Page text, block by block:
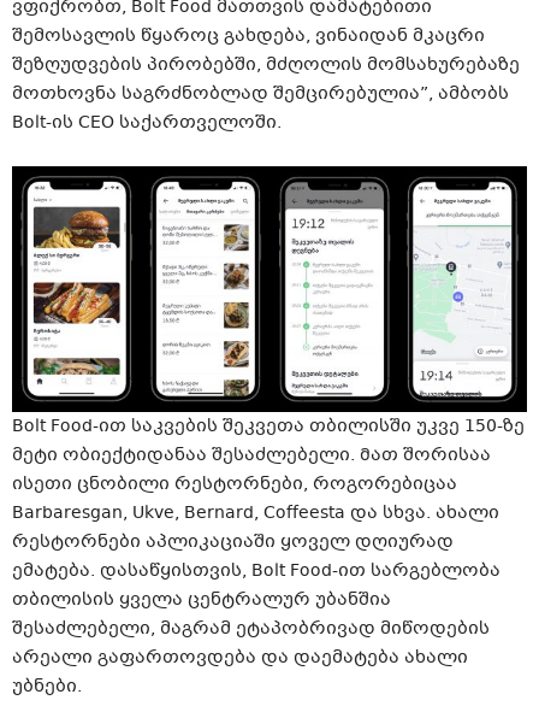
ვფიქრობთ, Bolt Food მათთვის დამატებითი
შემოსავლის წყაროც გახდება, ვინაიდან მკაცრი
შეზღუდვების პირობებში, მძღოლის მომსახურებაზე
მოთხოვნა საგრძნობლად შემცირებულია”, ამბობს
Bolt-ის CEO საქართველოში.
Bolt Food-ით საკვების შეკვეთა თბილისში უკვე 150-ზე
მეტი ობიექტიდანაა შესაძლებელი. Მათ შორისაა
ისეთი ცნობილი რესტორნები, როგორებიცაა
Barbaresgan, Ukve, Bernard, Coffeesta და სხვა. ახალი
რესტორნები აპლიკაციაში ყოველ დღიურად
ემატება. დასაწყისთვის, Bolt Food-ით სარგებლობა
თბილისის ყველა ცენტრალურ უბანშია
შესაძლებელი, მაგრამ ეტაპობრივად მიწოდების
არეალი გაფართოვდება და დაემატება ახალი
უბნები.